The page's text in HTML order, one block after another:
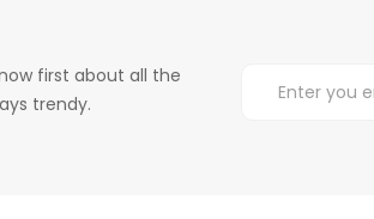
first about all the
trendy.